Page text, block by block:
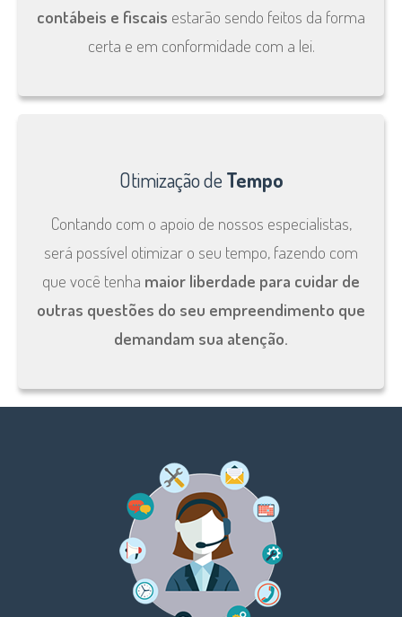
contábeis e fiscais estarão sendo feitos da forma
certa e em conformidade com a lei.
Otimização de Tempo
Contando com o apoio de nossos especialistas,
será possível otimizar o seu tempo, fazendo com
que você tenha maior liberdade para cuidar de
outras questões do seu empreendimento que
demandam sua atenção.